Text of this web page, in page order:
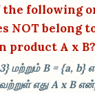
following
NOT belong
product A x B?
3} மற்றும் B = {a, b}
எது A x B